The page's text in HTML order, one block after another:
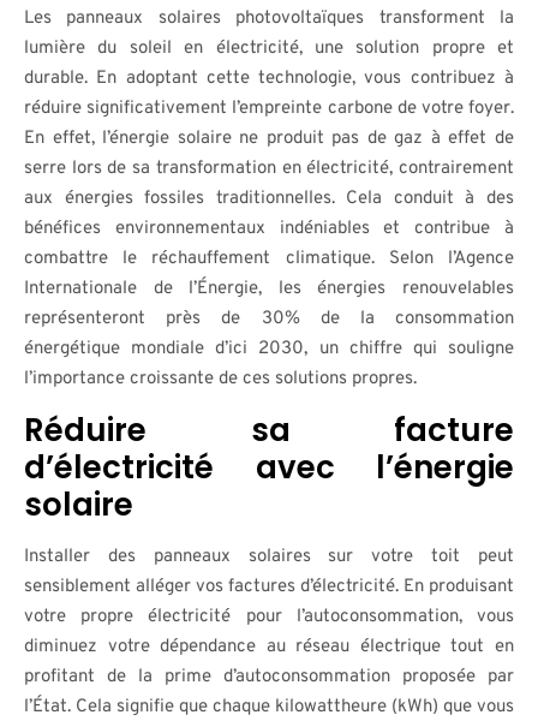
Les panneaux solaires photovoltaïques transforment la
lumière du soleil en électricité, une solution propre et
durable. En adoptant cette technologie, vous contribuez à
réduire significativement l’empreinte carbone de votre foyer.
En effet, l’énergie solaire ne produit pas de gaz à effet de
serre lors de sa transformation en électricité, contrairement
aux énergies fossiles traditionnelles. Cela conduit à des
bénéfices environnementaux indéniables et contribue à
combattre le réchauffement climatique. Selon l’Agence
Internationale de l’Énergie, les énergies renouvelables
représenteront près de 30% de la consommation
énergétique mondiale d’ici 2030, un chiffre qui souligne
l’importance croissante de ces solutions propres.
Réduire sa facture
d’électricité avec l’énergie
solaire
Installer des panneaux solaires sur votre toit peut
sensiblement alléger vos factures d’électricité. En produisant
votre propre électricité pour l’autoconsommation, vous
diminuez votre dépendance au réseau électrique tout en
profitant de la prime d’autoconsommation proposée par
l’État. Cela signifie que chaque kilowattheure (kWh) que vous